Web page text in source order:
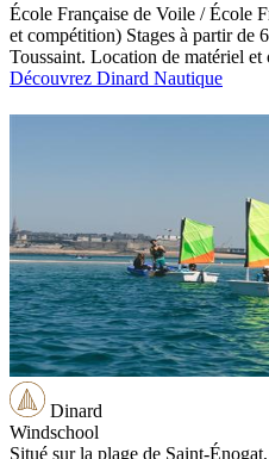
École Française de Voile / École
et compétition) Stages à partir de
Toussaint. Location de matériel et
Découvrez Dinard Nautique
Dinard
Windschool
Situé sur la plage de Saint-